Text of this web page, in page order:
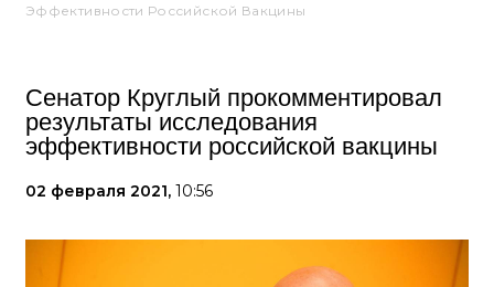
Эффективности Российской Вакцины
Сенатор Круглый прокомментировал
результаты исследования
эффективности российской вакцины
02 февраля 2021, 10:56